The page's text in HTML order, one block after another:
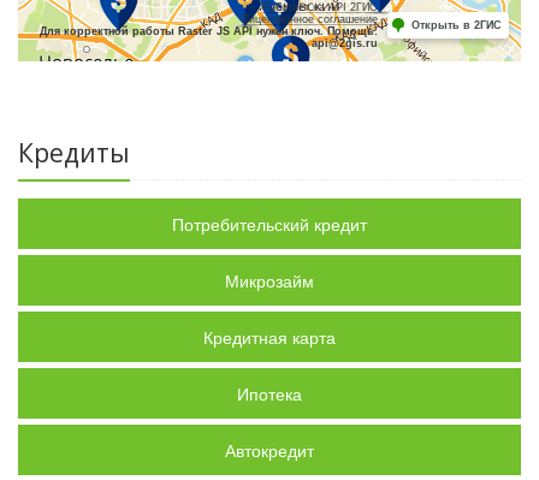
Работает на API 2ГИС
Лицензионное соглашение
Для корректной работы Raster JS API нужен ключ. Помощь:
api@2gis.ru
Открыть в 2ГИС
Кредиты
Потребительский кредит
Микрозайм
Кредитная карта
Ипотека
Автокредит